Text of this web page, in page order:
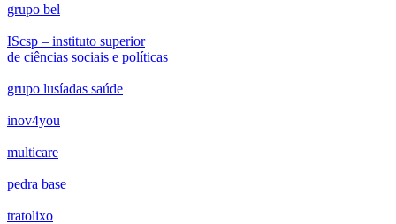
grupo bel
IScsp – instituto superior
de ciências sociais e políticas
grupo lusíadas saúde
inov4you
multicare
pedra base
tratolixo